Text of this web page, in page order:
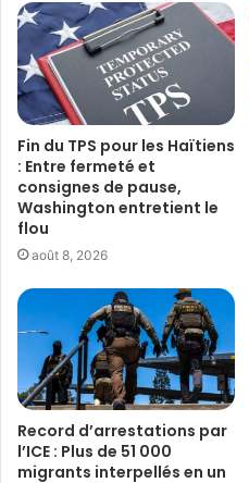
Fin du TPS pour les Haïtiens
: Entre fermeté et
consignes de pause,
Washington entretient le
flou
août 8, 2026
Record d’arrestations par
l’ICE : Plus de 51 000
migrants interpellés en un